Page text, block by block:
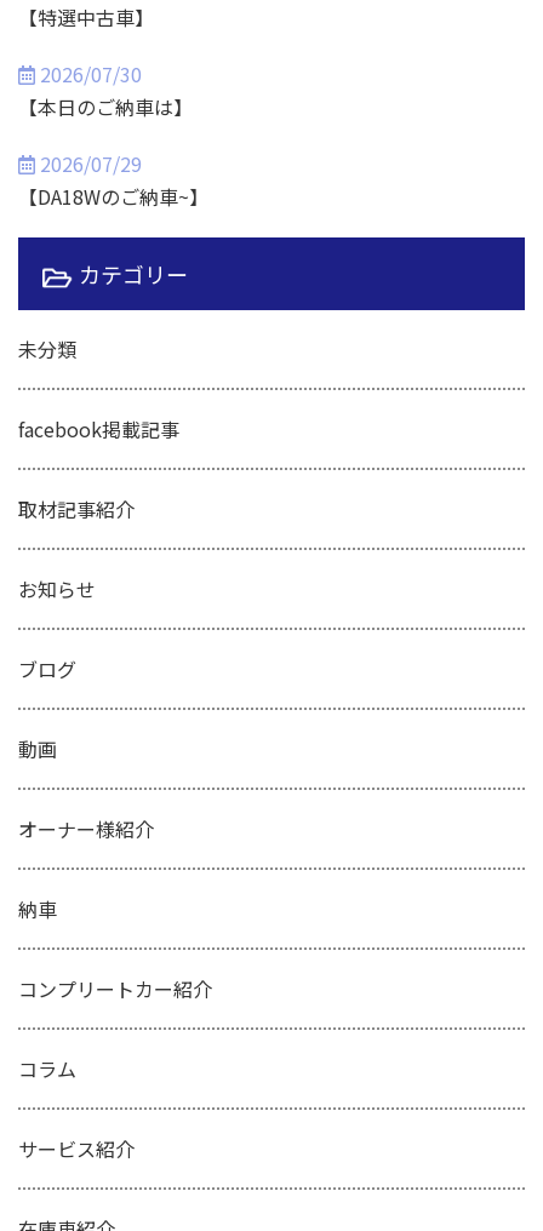
【特選中古車】
2026/07/30
【本日のご納車は】
2026/07/29
【DA18Wのご納車~】
カテゴリー
未分類
facebook掲載記事
取材記事紹介
お知らせ
ブログ
動画
オーナー様紹介
納車
コンプリートカー紹介
コラム
サービス紹介